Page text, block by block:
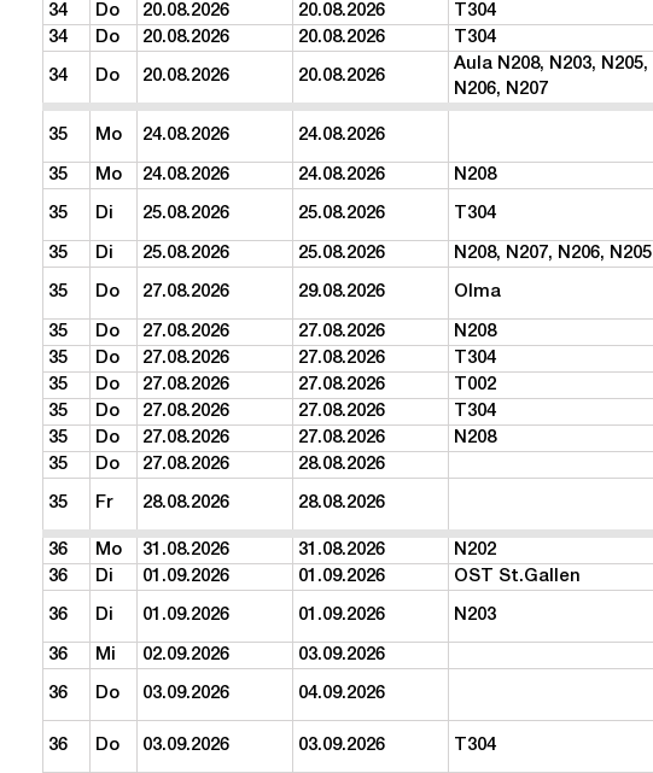
34
Do 20.08.2026 20.08.2026 T304
34
Do 20.08.2026 20.08.2026 T304
34 Do 20.08.2026 20.08.2026
Aula N208, N203, N205,
N206, N207
35 Mo 24.08.2026 24.08.2026
35
Mo 24.08.2026 24.08.2026 N208
35 Di 25.08.2026 25.08.2026 T304
35 Di 25.08.2026 25.08.2026 N208, N207, N206, N205
35 Do 27.08.2026 29.08.2026 Olma
35
Do 27.08.2026 27.08.2026 N208
35
Do 27.08.2026 27.08.2026 T304
35
Do 27.08.2026 27.08.2026 T002
35
Do 27.08.2026 27.08.2026 T304
35
Do 27.08.2026 27.08.2026 N208
35
Do 27.08.2026 28.08.2026
35 Fr 28.08.2026 28.08.2026
36 Mo 31.08.2026 31.08.2026 N202
36
Di 01.09.2026 01.09.2026 OST St.Gallen
36 Di 01.09.2026 01.09.2026 N203
36 Mi 02.09.2026 03.09.2026
36 Do 03.09.2026 04.09.2026
36 Do 03.09.2026 03.09.2026 T304